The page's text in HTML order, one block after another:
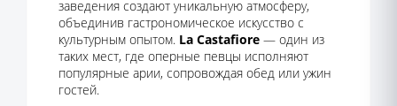
заведения создают уникальную атмосферу,
объединив гастрономическое искусство с
культурным опытом. La Castafiore — один из
таких мест, где оперные певцы исполняют
популярные арии, сопровождая обед или ужин
гостей.